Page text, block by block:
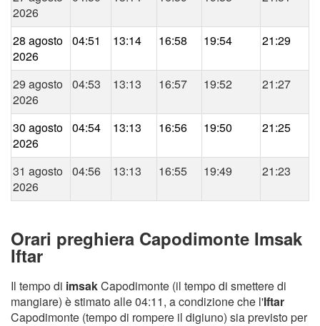
2026
28 agosto
2026
04:51 13:14 16:58 19:54 21:29
29 agosto
2026
04:53 13:13 16:57 19:52 21:27
30 agosto
2026
04:54 13:13 16:56 19:50 21:25
31 agosto
2026
04:56 13:13 16:55 19:49 21:23
Orari preghiera Capodimonte Imsak
Iftar
Il tempo di imsakCapodimonte (il tempo di smettere di
mangiare) è stimato alle 04:11, a condizione che l'Iftar
Capodimonte (tempo di rompere il digiuno) sia previsto per